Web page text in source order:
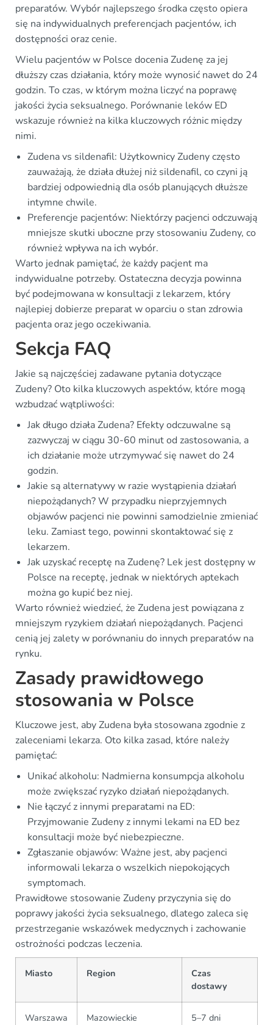
preparatów. Wybór najlepszego środka często opiera
się na indywidualnych preferencjach pacjentów, ich
dostępności oraz cenie.
Wielu pacjentów w Polsce docenia Zudenę za jej
dłuższy czas działania, który może wynosić nawet do 24
godzin. To czas, w którym można liczyć na poprawę
jakości życia seksualnego. Porównanie leków ED
wskazuje również na kilka kluczowych różnic między
nimi.
Zudena vs sildenafil: Użytkownicy Zudeny często
zauważają, że działa dłużej niż sildenafil, co czyni ją
bardziej odpowiednią dla osób planujących dłuższe
intymne chwile.
Preferencje pacjentów: Niektórzy pacjenci odczuwają
mniejsze skutki uboczne przy stosowaniu Zudeny, co
również wpływa na ich wybór.
Warto jednak pamiętać, że każdy pacjent ma
indywidualne potrzeby. Ostateczna decyzja powinna
być podejmowana w konsultacji z lekarzem, który
najlepiej dobierze preparat w oparciu o stan zdrowia
pacjenta oraz jego oczekiwania.
Sekcja FAQ
Jakie są najczęściej zadawane pytania dotyczące
Zudeny? Oto kilka kluczowych aspektów, które mogą
wzbudzać wątpliwości:
Jak długo działa Zudena? Efekty odczuwalne są
zazwyczaj w ciągu 30-60 minut od zastosowania, a
ich działanie może utrzymywać się nawet do 24
godzin.
Jakie są alternatywy w razie wystąpienia działań
niepożądanych? W przypadku nieprzyjemnych
objawów pacjenci nie powinni samodzielnie zmieniać
leku. Zamiast tego, powinni skontaktować się z
lekarzem.
Jak uzyskać receptę na Zudenę? Lek jest dostępny w
Polsce na receptę, jednak w niektórych aptekach
można go kupić bez niej.
Warto również wiedzieć, że Zudena jest powiązana z
mniejszym ryzykiem działań niepożądanych. Pacjenci
cenią jej zalety w porównaniu do innych preparatów na
rynku.
Zasady prawidłowego
stosowania w Polsce
Kluczowe jest, aby Zudena była stosowana zgodnie z
zaleceniami lekarza. Oto kilka zasad, które należy
pamiętać:
Unikać alkoholu: Nadmierna konsumpcja alkoholu
może zwiększać ryzyko działań niepożądanych.
Nie łączyć z innymi preparatami na ED:
Przyjmowanie Zudeny z innymi lekami na ED bez
konsultacji może być niebezpieczne.
Zgłaszanie objawów: Ważne jest, aby pacjenci
informowali lekarza o wszelkich niepokojących
symptomach.
Prawidłowe stosowanie Zudeny przyczynia się do
poprawy jakości życia seksualnego, dlatego zaleca się
przestrzeganie wskazówek medycznych i zachowanie
ostrożności podczas leczenia.
Miasto Region
Czas
dostawy
Warszawa Mazowieckie 5–7 dni